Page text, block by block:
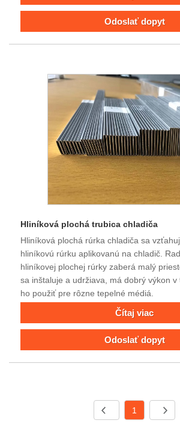
Odoslať dopyt
Hliníková plochá trubica chladiča
Hliníková plochá rúrka chladiča sa
hliníkovú rúrku aplikovanú na chladič.
hliníkovej plochej rúrky zaberá malý
sa inštaluje a udržiava, má dobrý výkon v
ho použiť pre rôzne tepelné médiá.
Čítaj viac
Odoslať dopyt
1